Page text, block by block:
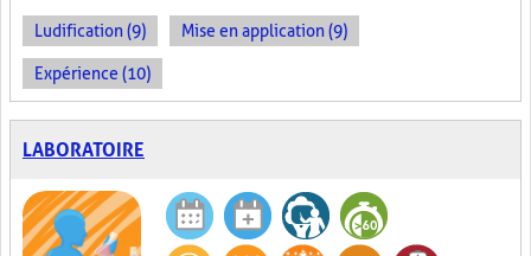
Ludification (9) Mise en application (9)
Expérience (10)
LABORATOIRE